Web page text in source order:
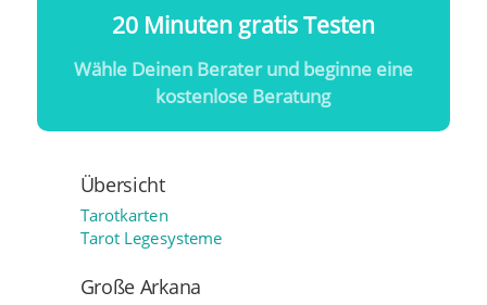
20 Minuten gratis Testen
Wähle Deinen Berater und beginne eine
kostenlose Beratung
Übersicht
Tarotkarten
Tarot Legesysteme
Große Arkana